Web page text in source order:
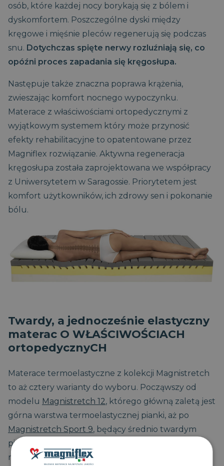
osób, które każdej nocy borykają się z bólem i
dyskomfortem. Poszczególne dyski między
kręgowe i mięśnie pleców regenerują się podczas
snu. Dotychczas spięte nerwy rozluźniają się, co
opóźni proces zapadania się kręgosłupa.
Następuje także znaczna poprawa krążenia,
zwieszając komfort nocnego wypoczynku.
Materace z właściwościami ortopedycznymi z
wyjątkowym systemem który może przynosić
efekty rehabilitacyjne to opatentowane przez
Magniflex rozwiązanie. Aktywna regeneracja
kręgosłupa została zaprojektowana we współpracy
z Uniwersytetem w Saragossie. Priorytetem jest
komfort użytkowników, ich zdrowy sen i pokonanie
bólu.
Twardy, a jednocześnie elastyczny
materac O WŁAŚCIWOŚCIACH
ortopedycznyCH
Materace termoelastyczne z kolekcji Magnistretch
to aż cztery warianty do wyboru. Począwszy od
modelu Magnistretch 12, którego główną zaletą jest
górna warstwa termoelastycznej pianki, aż po
Magnistretch Sport 9, będący średnio twardym
piankowym materacem, odpowiednim również dla
rosnących dzieci bądź młodych sportowców.